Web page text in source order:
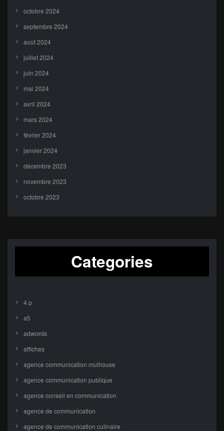
octobre 2024
septembre 2024
août 2024
juillet 2024
juin 2024
mai 2024
avril 2024
mars 2024
février 2024
janvier 2024
décembre 2023
novembre 2023
octobre 2023
Categories
4 p
a5
adwords
affiches
agence communication mulhouse
agence communication publique
agence conseil en communication
agence de communication
agence de communication culinaire